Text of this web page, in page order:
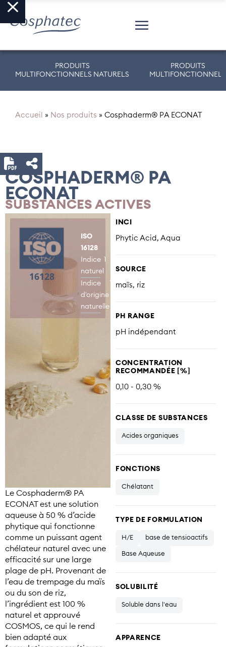
PRODUITS
MULTIFONCTIONNELS NATURELS
PRODUITS
MULTIFONCTIONNELS
Accueil » Nos produits » Cosphaderm® PA ECONAT
COSPHADERM® PA
ECONAT
SUBSTANCES ACTIVES
ISO
16128
Indice
naturel
Indice
d'origine
naturelle
Le Cosphaderm® PA
ECONAT est une solution
aqueuse à 50 % d’acide
phytique qui fonctionne
comme un puissant agent
chélateur naturel avec une
efficacité sur une large
plage de pH. Provenant de
l’eau de trempage du maïs
ou du son de riz,
l’ingrédient est 100 %
naturel et approuvé
COSMOS, ce qui le rend
bien adapté aux
INCI
Phytic Acid, Aqua
SOURCE
maïs, riz
PH RANGE
pH indépendant
CONCENTRATION
RECOMMANDÉE [%]
0,10 - 0,30 %
CLASSE DE SUBSTANCES
Acides organiques
FONCTIONS
Chélatant
TYPE DE FORMULATION
H/E base de tensioactifs
Base Aqueuse
SOLUBILITÉ
Soluble dans l'eau
APPARENCE